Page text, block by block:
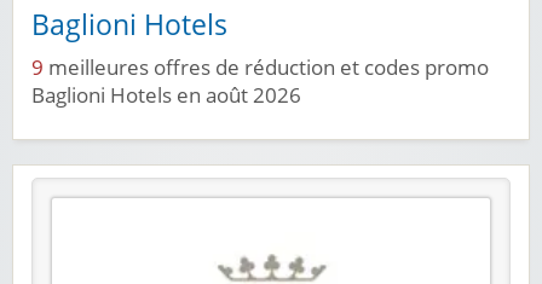
Baglioni Hotels
9 meilleures offres de réduction et codes promo
Baglioni Hotels en août 2026